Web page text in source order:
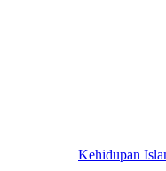
Kehidupan